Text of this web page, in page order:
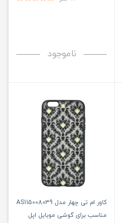
ناموجود
کاور ام تی چهار مدل AS115008039
مناسب برای گوشی موبایل اپل